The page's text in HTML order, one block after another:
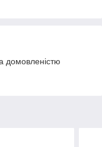
домовленістю